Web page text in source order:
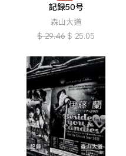
記録50号
森山大道
$ 29.46 $ 25.05